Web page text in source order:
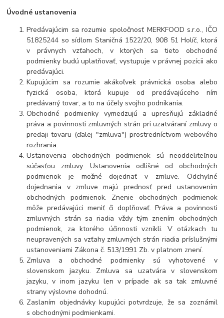
Úvodné ustanovenia
Predávajúcim sa rozumie spoločnosť MERKFOOD s.r.o., IČO
51825244 so sídlom Staničná 1522/20, 908 51 Holíč, ktorá
v právnych vzťahoch, v ktorých sa tieto obchodné
podmienky budú uplatňovať, vystupuje v právnej pozícii ako
predávajúci.
Kupujúcim sa rozumie akákoľvek právnická osoba alebo
fyzická osoba, ktorá kupuje od predávajúceho ním
predávaný tovar, a to na účely svojho podnikania.
Obchodné podmienky vymedzujú a upresňujú základné
práva a povinnosti zmluvných strán pri uzatváraní zmluvy o
predaji tovaru (ďalej "zmluva") prostredníctvom webového
rozhrania.
Ustanovenia obchodných podmienok sú neoddeliteľnou
súčasťou zmluvy. Ustanovenia odlišné od obchodných
podmienok je možné dojednať v zmluve. Odchylné
dojednania v zmluve majú prednosť pred ustanovením
obchodných podmienok. Znenie obchodných podmienok
môže predávajúci meniť či doplňovať. Práva a povinnosti
zmluvných strán sa riadia vždy tým znením obchodných
podmienok, za ktorého účinnosti vznikli. V otázkach tu
neupravených sa vzťahy zmluvných strán riadia príslušnými
ustanoveniami Zákona č. 513/1991 Zb. v platnom znení.
Zmluva a obchodné podmienky sú vyhotovené v
slovenskom jazyku. Zmluva sa uzatvára v slovenskom
jazyku, v inom jazyku len v prípade ak sa tak zmluvné
strany výslovne dohodnú.
Zaslaním objednávky kupujúci potvrdzuje, že sa zoznámil
s obchodnými podmienkami.